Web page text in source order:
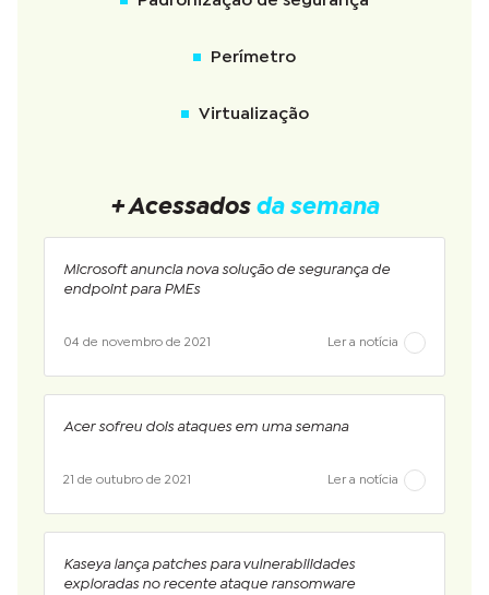
Perímetro
Virtualização
+ Acessados da semana
Microsoft anuncia nova solução de segurança de
endpoint para PMEs
04 de novembro de 2021 Ler a notícia
Acer sofreu dois ataques em uma semana
21 de outubro de 2021 Ler a notícia
Kaseya lança patches para vulnerabilidades
exploradas no recente ataque ransomware